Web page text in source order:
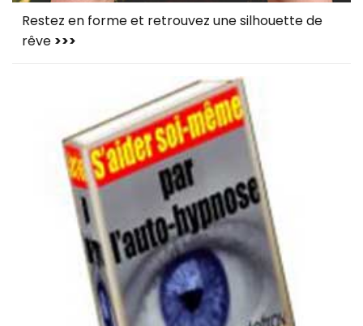
Restez en forme et retrouvez une silhouette de
rêve >>>